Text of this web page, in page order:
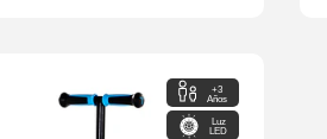
+3
Años
Luz
LED